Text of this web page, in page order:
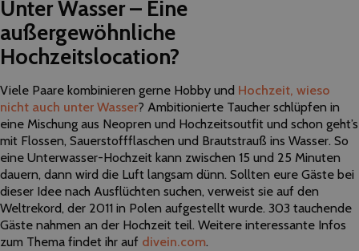
Unter Wasser – Eine
außergewöhnliche
Hochzeitslocation?
Viele Paare kombinieren gerne Hobby und Hochzeit, wieso
nicht auch unter Wasser? Ambitionierte Taucher schlüpfen in
eine Mischung aus Neopren und Hochzeitsoutfit und schon geht’s
mit Flossen, Sauerstoffflaschen und Brautstrauß ins Wasser. So
eine Unterwasser-Hochzeit kann zwischen 15 und 25 Minuten
dauern, dann wird die Luft langsam dünn. Sollten eure Gäste bei
dieser Idee nach Ausflüchten suchen, verweist sie auf den
Weltrekord, der 2011 in Polen aufgestellt wurde. 303 tauchende
Gäste nahmen an der Hochzeit teil. Weitere interessante Infos
zum Thema findet ihr auf divein.com.